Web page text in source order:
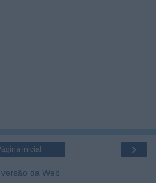
›
inicial
da Web